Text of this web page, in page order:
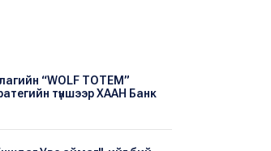
“WOLF TOTEM”
түншээр ХААН Банк